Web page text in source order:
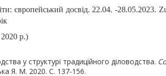
європейський досвід. 22.04. -
2020 р.)
у структурі традиційного діловодства.
Я. М. 2020. С. 137-156.